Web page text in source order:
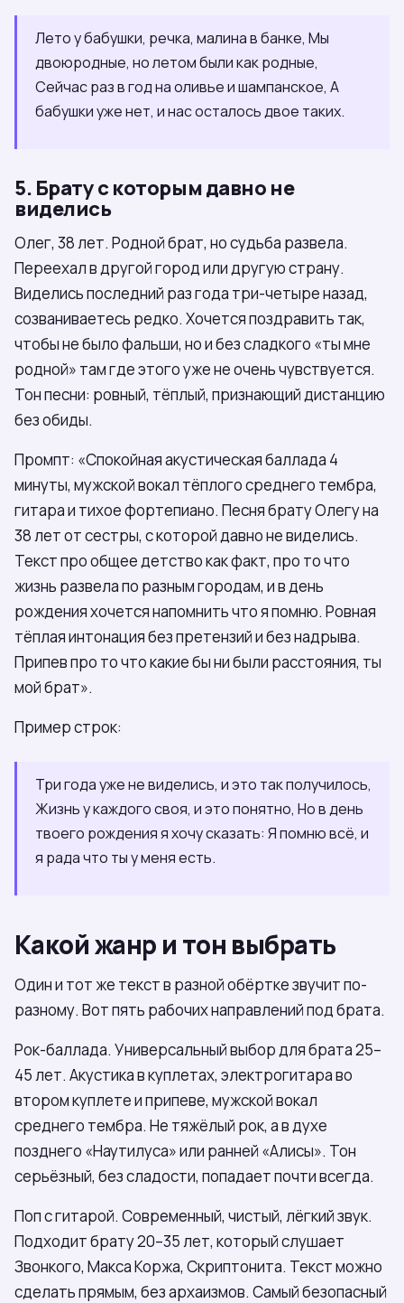
Лето у бабушки, речка, малина в банке, Мы
двоюродные, но летом были как родные,
Сейчас раз в год на оливье и шампанское, А
бабушки уже нет, и нас осталось двое таких.
5. Брату с которым давно не
виделись
Олег, 38 лет. Родной брат, но судьба развела.
Переехал в другой город или другую страну.
Виделись последний раз года три-четыре назад,
созваниваетесь редко. Хочется поздравить так,
чтобы не было фальши, но и без сладкого «ты мне
родной» там где этого уже не очень чувствуется.
Тон песни: ровный, тёплый, признающий дистанцию
без обиды.
Промпт: «Спокойная акустическая баллада 4
минуты, мужской вокал тёплого среднего тембра,
гитара и тихое фортепиано. Песня брату Олегу на
38 лет от сестры, с которой давно не виделись.
Текст про общее детство как факт, про то что
жизнь развела по разным городам, и в день
рождения хочется напомнить что я помню. Ровная
тёплая интонация без претензий и без надрыва.
Припев про то что какие бы ни были расстояния, ты
мой брат».
Пример строк:
Три года уже не виделись, и это так получилось,
Жизнь у каждого своя, и это понятно, Но в день
твоего рождения я хочу сказать: Я помню всё, и
я рада что ты у меня есть.
Какой жанр и тон выбрать
Один и тот же текст в разной обёртке звучит по-
разному. Вот пять рабочих направлений под брата.
Рок-баллада. Универсальный выбор для брата 25–
45 лет. Акустика в куплетах, электрогитара во
втором куплете и припеве, мужской вокал
среднего тембра. Не тяжёлый рок, а в духе
позднего «Наутилуса» или ранней «Алисы». Тон
серьёзный, без сладости, попадает почти всегда.
Поп с гитарой. Современный, чистый, лёгкий звук.
Подходит брату 20–35 лет, который слушает
Звонкого, Макса Коржа, Скриптонита. Текст можно
сделать прямым, без архаизмов. Самый безопасный